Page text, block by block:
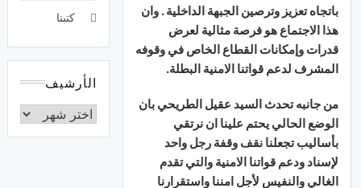
باتجاه تعزيز وترصين الجبهة الداخلية . وان
هذا الاجتماع هو فرصة مثالية لعرض
قدرات وإمكانات القطاع الخاص في وقوفه
المشرف لدعم قواتنا الامنية البطلة.
من جانبه تحدث السيد عقيل الطريحي بان
الوضع الحالي يحتم علينا ان نرتقي
بأساليب تجعلنا نقف وقفة رجل واحد
لإسناد ودعم قواتنا الامنية والتي تقدم
الغالي والنفيس لأجل امننا واستقرارنا
كتبنا
الأرشيف